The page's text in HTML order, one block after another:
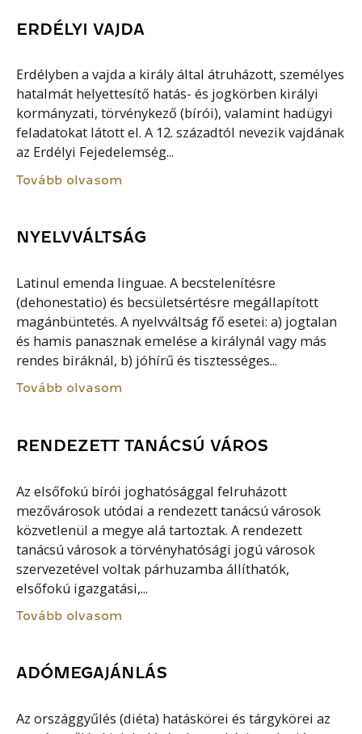
ERDÉLYI VAJDA
Erdélyben a vajda a király által átruházott, személyes
hatalmát helyettesítő hatás- és jogkörben királyi
kormányzati, törvénykező (bírói), valamint hadügyi
feladatokat látott el. A 12. századtól nevezik vajdának
az Erdélyi Fejedelemség...
Tovább olvasom
NYELVVÁLTSÁG
Latinul emenda linguae. A becstelenítésre
(dehonestatio) és becsületsértésre megállapított
magánbüntetés. A nyelvváltság fő esetei: a) jogtalan
és hamis panasznak emelése a királynál vagy más
rendes biráknál, b) jóhírű és tisztességes...
Tovább olvasom
RENDEZETT TANÁCSÚ VÁROS
Az elsőfokú bírói joghatósággal felruházott
mezővárosok utódai a rendezett tanácsú városok
közvetlenül a megye alá tartoztak. A rendezett
tanácsú városok a törvényhatósági jogú városok
szervezetével voltak párhuzamba állíthatók,
elsőfokú igazgatási,...
Tovább olvasom
ADÓMEGAJÁNLÁS
Az országgyűlés (diéta) hatáskörei és tárgykörei az